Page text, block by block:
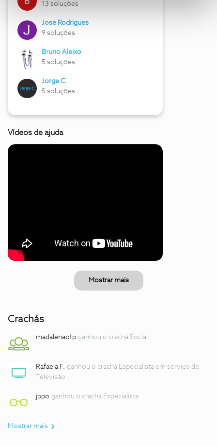
13 soluções
Jose Rodrigues
9 soluções
Bruno Aleixo
5 soluções
Jorge C
5 soluções
Vídeos de ajuda
Mostrar mais
Crachás
madalenaofp ganhou o crachá Social
Rafaela F. ganhou o crachá Especialista em serviço de
Televisão
jppo ganhou o crachá Especialista
Mostrar mais